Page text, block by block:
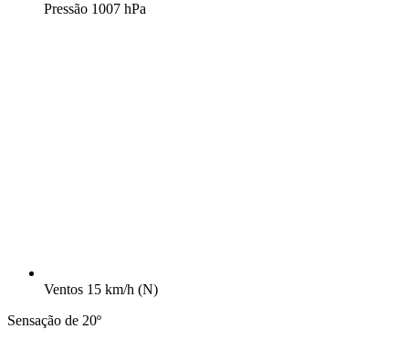
Pressão 1007 hPa
Ventos 15 km/h (N)
Sensação de 20º